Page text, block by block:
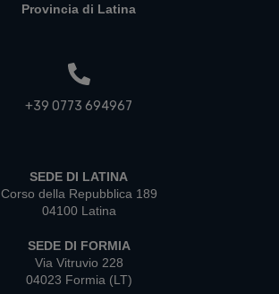
Provincia di Latina
+39 0773 694967
SEDE DI LATINA
Corso della Repubblica 189
04100 Latina
SEDE DI FORMIA
Via Vitruvio 228
04023 Formia (LT)